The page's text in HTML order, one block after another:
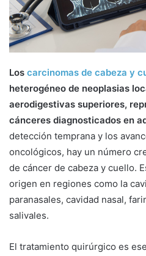
l
Los carcinomas de cabeza y
heterogéneo de neoplasias
aerodigestivas superiores,
cánceres diagnosticados en
detección temprana y los
oncológicos, hay un número
de cáncer de cabeza y cuello.
origen en regiones como la
paranasales, cavidad nasal,
salivales.
El tratamiento quirúrgico es